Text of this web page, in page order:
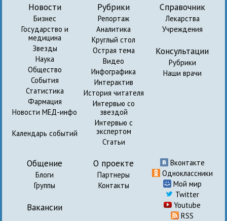
Новости
Бизнес
Государство и
медицина
Звезды
Наука
Общество
События
Статистика
Фармация
Новости МЕД-инфо
Календарь событий
Рубрики
Репортаж
Аналитика
Круглый стол
Острая тема
Видео
Инфографика
Интерактив
История читателя
Интервью со
звездой
Интервью с
экспертом
Статьи
Справочник
Лекарства
Учреждения
Консультации
Рубрики
Наши врачи
Общение
Блоги
Группы
Вакансии
О проекте
Партнеры
Контакты
Вконтакте
Одноклассники
Мой мир
Twitter
Youtube
RSS